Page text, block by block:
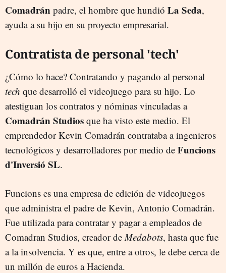
Comadrán padre, el hombre que hundió La Seda,
ayuda a su hijo en su proyecto empresarial.
Contratista de personal 'tech'
¿Cómo lo hace? Contratando y pagando al personal
tech que desarrolló el videojuego para su hijo. Lo
atestiguan los contratos y nóminas vinculadas a
Comadrán Studios que ha visto este medio. El
emprendedor Kevin Comadrán contrataba a ingenieros
tecnológicos y desarrolladores por medio de Funcions
d'Inversió SL.
Funcions es una empresa de edición de videojuegos
que administra el padre de Kevin, Antonio Comadrán.
Fue utilizada para contratar y pagar a empleados de
Comadran Studios, creador deMedabots, hasta que fue
a la insolvencia. Y es que, entre a otros, le debe cerca de
un millón de euros a Hacienda.